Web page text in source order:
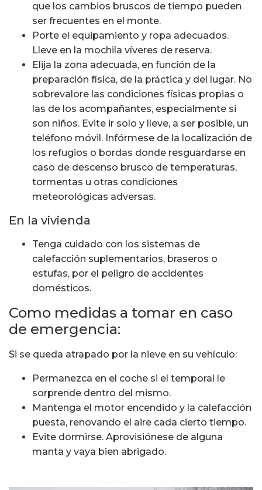
que los cambios bruscos de tiempo pueden
ser frecuentes en el monte.
Porte el equipamiento y ropa adecuados.
Lleve en la mochila víveres de reserva.
Elija la zona adecuada, en función de la
preparación física, de la práctica y del lugar. No
sobrevalore las condiciones físicas propias o
las de los acompañantes, especialmente si
son niños. Evite ir solo y lleve, a ser posible, un
teléfono móvil. Infórmese de la localización de
los refugios o bordas donde resguardarse en
caso de descenso brusco de temperaturas,
tormentas u otras condiciones
meteorológicas adversas.
En la vivienda
Tenga cuidado con los sistemas de
calefacción suplementarios, braseros o
estufas, por el peligro de accidentes
domésticos.
Como medidas a tomar en caso
de emergencia:
Si se queda atrapado por la nieve en su vehículo:
Permanezca en el coche si el temporal le
sorprende dentro del mismo.
Mantenga el motor encendido y la calefacción
puesta, renovando el aire cada cierto tiempo.
Evite dormirse. Aprovisiónese de alguna
manta y vaya bien abrigado.